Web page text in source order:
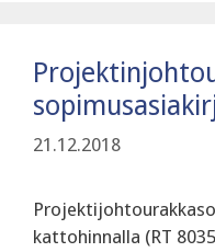
21.12.2018
kattohinnalla (RT